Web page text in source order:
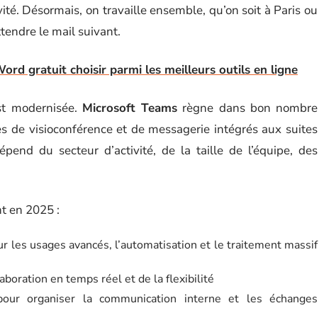
Désormais, on travaille ensemble, qu’on soit à Paris ou
le mail suivant.
gratuit choisir parmi les meilleurs outils en ligne
modernisée. Microsoft Teams règne dans bon nombre
de visioconférence et de messagerie intégrés aux suites
du secteur d’activité, de la taille de l’équipe, des
en 2025 :
les usages avancés, l’automatisation et le traitement massif
en temps réel et de la flexibilité
organiser la communication interne et les échanges